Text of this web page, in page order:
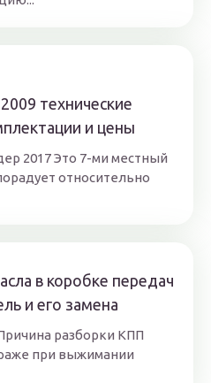
технические
и цены
2017 Это 7-ми местный
относительно
в коробке передач
и его замена
разборки КПП
при выжимании